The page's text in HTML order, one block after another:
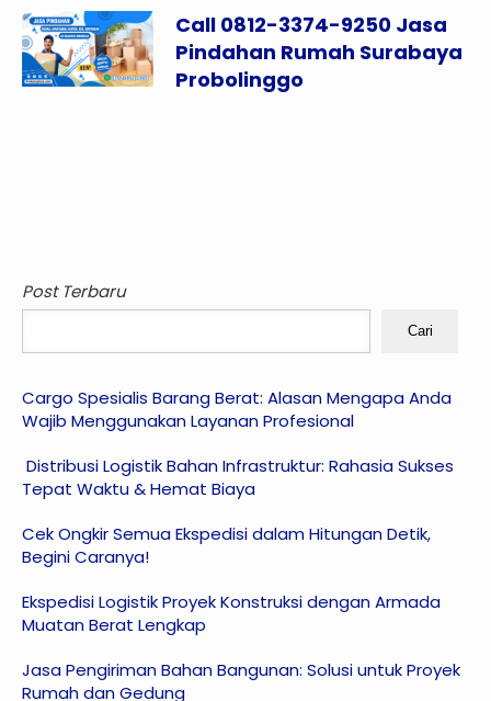
Call 0812-3374-9250 Jasa
Pindahan Rumah Surabaya
Probolinggo
Post Terbaru
Cari
Cargo Spesialis Barang Berat: Alasan Mengapa Anda
Wajib Menggunakan Layanan Profesional
Distribusi Logistik Bahan Infrastruktur: Rahasia Sukses
Tepat Waktu & Hemat Biaya
Cek Ongkir Semua Ekspedisi dalam Hitungan Detik,
Begini Caranya!
Ekspedisi Logistik Proyek Konstruksi dengan Armada
Muatan Berat Lengkap
Jasa Pengiriman Bahan Bangunan: Solusi untuk Proyek
Rumah dan Gedung